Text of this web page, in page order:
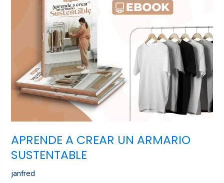
APRENDE A CREAR UN ARMARIO
SUSTENTABLE
janfred